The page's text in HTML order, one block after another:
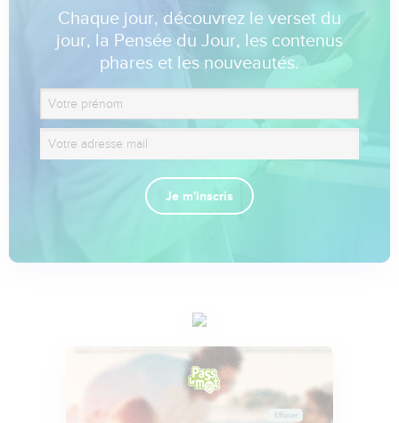
Chaque jour, découvrez le verset du
jour, la Pensée du Jour, les contenus
phares et les nouveautés.
Je m'inscris